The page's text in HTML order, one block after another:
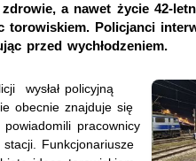
a nawet życie 42-
torowiskiem. Policjanci
przed wychłodzeniem.
wysłał policyjną
obecnie znajduje się
pracownicy
Funkcjonariusze